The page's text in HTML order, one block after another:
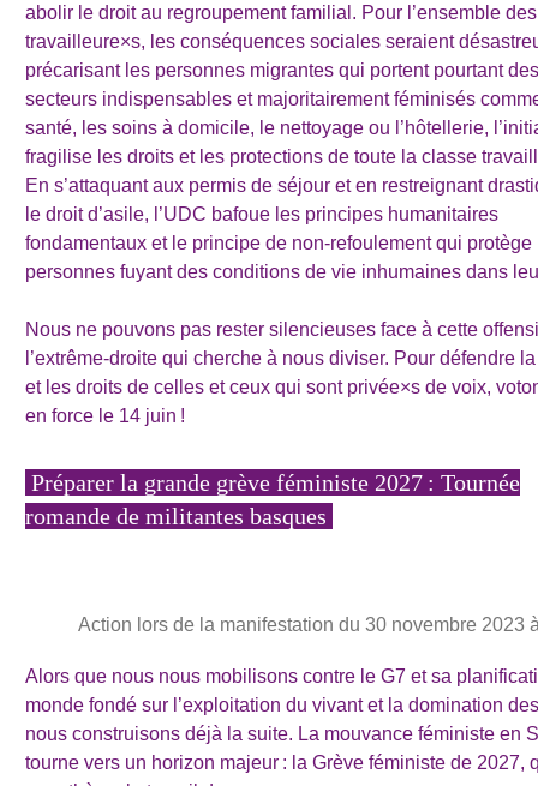
abolir le droit au regroupement familial. Pour l’ensemble des
travailleure×s, les conséquences sociales seraient
précarisant les personnes migrantes qui portent pourtant des
secteurs indispensables et majoritairement féminisés
santé, les soins à domicile, le nettoyage ou l’hôtellerie,
fragilise les droits et les protections de toute la classe
En s’attaquant aux permis de séjour et en restreignant
le droit d’asile, l’UDC bafoue les principes humanitaires
fondamentaux et le principe de non-refoulement qui protège
personnes fuyant des conditions de vie inhumaines dans
Nous ne pouvons pas rester silencieuses face à cette
l’extrême-droite qui cherche à nous diviser. Pour défendre
et les droits de celles et ceux qui sont privée×s de voix,
en force le 14 juin !
Préparer la grande grève féministe 2027 : Tournée
romande de militantes basques
Action lors de la manifestation du 30 novembre 2023
Alors que nous nous mobilisons contre le G7 et sa
monde fondé sur l’exploitation du vivant et la domination
nous construisons déjà la suite. La mouvance féministe en
tourne vers un horizon majeur : la Grève féministe de 2027,